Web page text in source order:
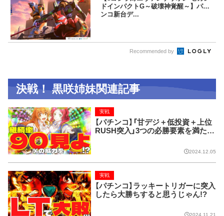
ドインパクトG～破壊神覚醒～】パチ
ンコ新台デ...
Recommended by
決戦！ 黒咲姉妹関連記事
【パチンコ】「甘デジ＋低投資＋上位
RUSH突入」3つの必勝要素を満たし
実戦
2024.12.05
【パチンコ】ラッキートリガーに突入
したら大勝ちすると思うじゃん!?
実戦
2024.11.21